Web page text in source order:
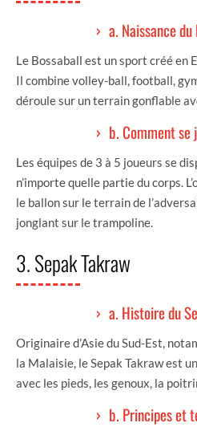
a. Naissance
Le Bossaball est un sport créé en
Il combine volley-ball, football,
déroule sur un terrain gonflable
b. Comment se
Les équipes de 3 à 5 joueurs se
n’importe quelle partie du corps.
le ballon sur le terrain de
jonglant sur le trampoline.
3. Sepak Takraw
a. Histoire du
Originaire d’Asie du Sud-Est,
la Malaisie, le Sepak Takraw est
avec les pieds, les genoux, la
b. Principes et